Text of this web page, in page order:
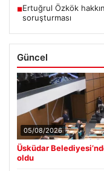
■Ertuğrul Özkök
soruşturması
Güncel
05/08/2026
Üsküdar
oldu